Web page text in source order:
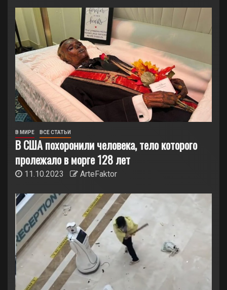
В МИРЕ ВСЕ СТАТЬИ
В США похоронили человека, тело которого
пролежало в морге 128 лет
11.10.2023 ArteFaktor